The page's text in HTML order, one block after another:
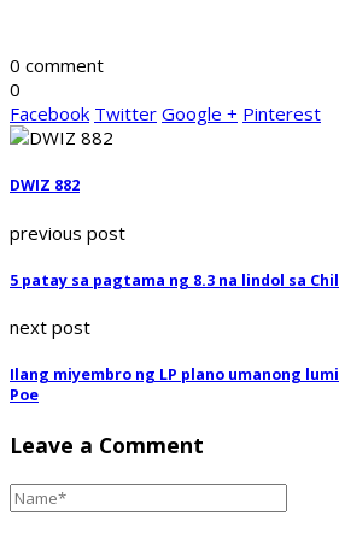
0 comment
0
Facebook Twitter Google + Pinterest
DWIZ 882
previous post
5 patay sa pagtama ng 8.3 na lindol sa
next post
Ilang miyembro ng LP plano umanong
Poe
Leave a Comment